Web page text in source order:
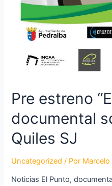
Pre estreno
documental
Quiles SJ
Uncategorized / Por
Noticias El Punto,